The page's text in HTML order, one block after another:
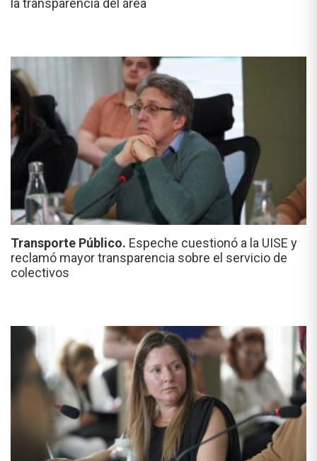
Transporte Público. Espeche cuestionó a la UISE y
reclamó mayor transparencia sobre el servicio de
colectivos